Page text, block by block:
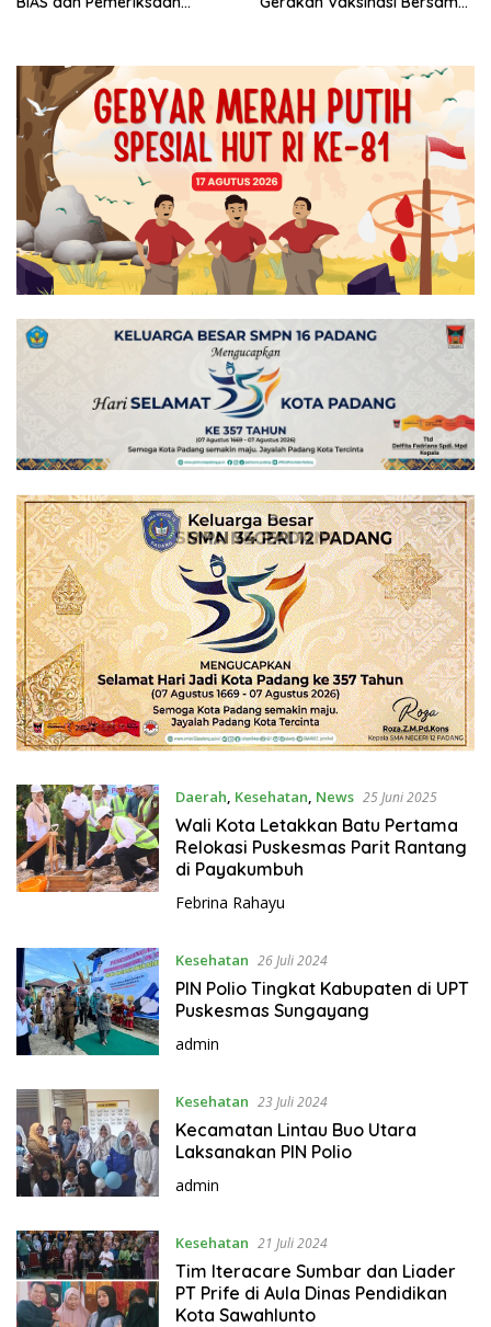
Daerah, Kesehatan, News 25 Juni 2025
Wali Kota Letakkan Batu Pertama
Relokasi Puskesmas Parit Rantang
di Payakumbuh
Febrina Rahayu
Kesehatan 26 Juli 2024
PIN Polio Tingkat Kabupaten di UPT
Puskesmas Sungayang
admin
Kesehatan 23 Juli 2024
Kecamatan Lintau Buo Utara
Laksanakan PIN Polio
admin
Kesehatan 21 Juli 2024
Tim Iteracare Sumbar dan Liader
PT Prife di Aula Dinas Pendidikan
Kota Sawahlunto